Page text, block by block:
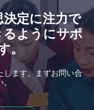
定に注力で
るようにサポ
。
します。まずお問い合